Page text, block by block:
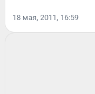
18 мая, 2011, 16:59